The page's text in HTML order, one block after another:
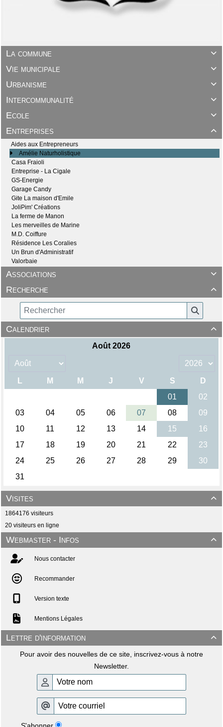

La commune

Vie municipale

Urbanisme

Intercommunalité

Ecole

Entreprises
Aides aux Entrepreneurs
Amélie Naturholistique
Casa Fraioli
Entreprise - La Cigale
GS-Energie
Garage Candy
Gite La maison d'Emile
JoliPim' Créations
La ferme de Manon
Les merveilles de Marine
M.D. Coiffure
Résidence Les Coralies
Un Brun d'Administratif
Valorbaie

Associations

Recherche

Calendrier

Visites
1864176 visiteurs
20 visiteurs en ligne

Webmaster - Infos
Nous contacter
Recommander
Version texte
Mentions Légales

Lettre d'information
Pour avoir des nouvelles de ce site, inscrivez-vous à notre
Newsletter.
S'abonner